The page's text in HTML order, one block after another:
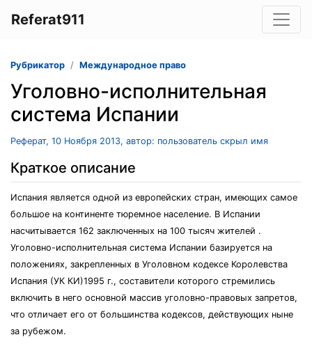
Referat911
Рубрикатор Международное право
Уголовно-исполнительная
система Испании
Реферат, 10 Ноября 2013, автор: пользователь скрыл имя
Краткое описание
Испания является одной из европейских стран, имеющих самое
большое на континенте тюремное население. В Испании
насчитывается 162 заключенных на 100 тысяч жителей .
Уголовно-исполнительная система Испании базируется на
положениях, закрепленных в Уголовном кодексе Королевства
Испания (УК КИ)1995 г., составители которого стремились
включить в него основной массив уголовно-правовых запретов,
что отличает его от большинства кодексов, действующих ныне
за рубежом.